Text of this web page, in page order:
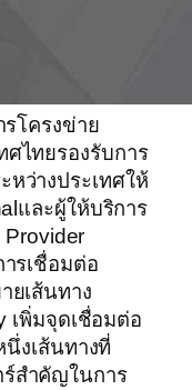
โครงข่าย
ศไทยรองรับการ
ว่างประเทศให้
และผู้ให้บริการ
Provider
รเชื่อมต่อ
ยเส้นทาง
เพิ่มจุดเชื่อมต่อ
งเส้นทางที่
ร์สำคัญในการ